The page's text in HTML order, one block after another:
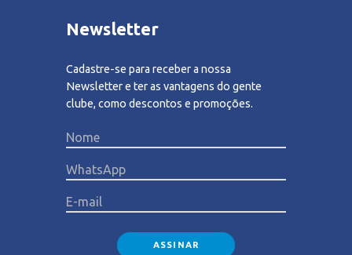
Newsletter
Cadastre-se para receber a nossa
Newsletter e ter as vantagens do gente
clube, como descontos e promoções.